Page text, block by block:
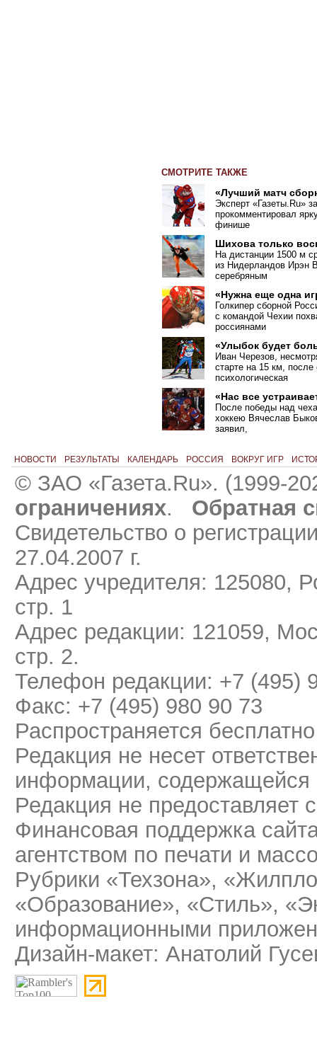
СМОТРИТЕ ТАКЖЕ
«Лучший матч
Эксперт «Газеты.Ru»
прокомментировал
финише
Шихова только
На дистанции 1500 м
из Нидерландов Ирэн
серебряным
«Нужна еще одна
Голкипер сборной
с командой Чехии
россиянами
«Улыбок будет
Иван Черезов,
старте на 15 км,
психологическая
«Нас все
После победы над
хоккею Вячеслав
заявил,
НОВОСТИ РЕЗУЛЬТАТЫ КАЛЕНДАРЬ РОССИЯ ВОКРУГ ИГР
© ЗАО «Газета.Ru». (1999-
ограничениях.
Обратная
Свидетельство о
27.04.2007 г.
Адрес учредителя: 125080,
стр. 1
Адрес редакции: 121059,
стр. 2.
Телефон редакции: +7 (495)
Факс: +7 (495) 980 90 73
Распространяется бесплатно
Редакция не несет
информации, содержащейся
Редакция не предоставляет
Финансовая поддержка
агентством по печати и
Рубрики «Техзона»,
«Образование», «Стиль»,
информационными
Дизайн-макет: Анатолий